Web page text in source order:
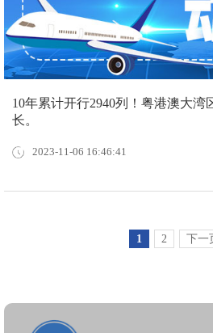
10年累计开行2940列！粤港澳大湾
长。
2023-11-06 16:46:41
1 2 下一